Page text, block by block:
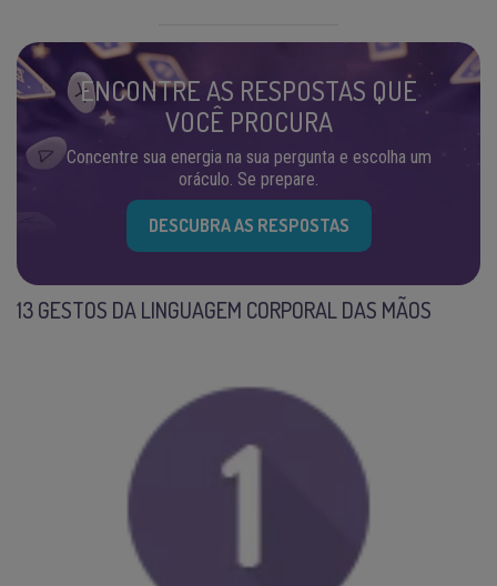
ENCONTRE AS RESPOSTAS QUE
VOCÊ PROCURA
Concentre sua energia na sua pergunta e escolha um
oráculo. Se prepare.
DESCUBRA AS RESPOSTAS
13 GESTOS DA LINGUAGEM CORPORAL DAS MÃOS